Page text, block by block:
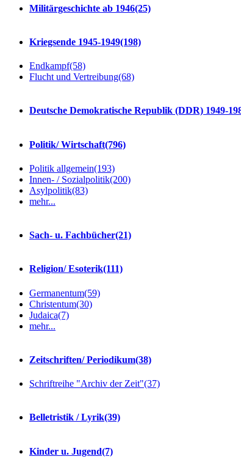
Militärgeschichte ab 1946(25)
Kriegsende 1945-1949(198)
Endkampf(58)
Flucht und Vertreibung(68)
Deutsche Demokratische Republik (DDR) 1949-
Politik/ Wirtschaft(796)
Politik allgemein(193)
Innen- / Sozialpolitik(200)
Asylpolitik(83)
mehr...
Sach- u. Fachbücher(21)
Religion/ Esoterik(111)
Germanentum(59)
Christentum(30)
Judaica(7)
mehr...
Zeitschriften/ Periodikum(38)
Schriftreihe "Archiv der Zeit"(37)
Belletristik / Lyrik(39)
Kinder u. Jugend(7)